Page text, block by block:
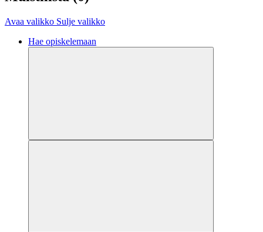
Avaa valikko Sulje valikko
Hae opiskelemaan